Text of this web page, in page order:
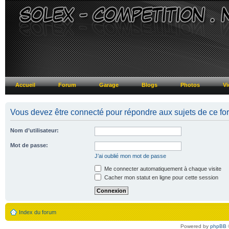
Accueil Forum Garage Blogs Photos
Vous devez être connecté pour répondre aux sujets de ce
Nom d’utilisateur:
Mot de passe:
J’ai oublié mon mot de passe
Me connecter automatiquement à chaque visite
Cacher mon statut en ligne pour cette session
Index du forum
Powered by phpBB